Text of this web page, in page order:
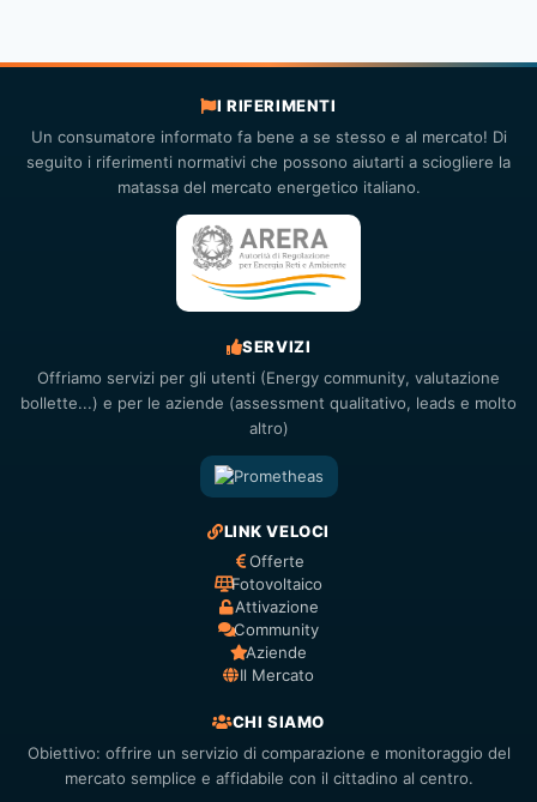
I RIFERIMENTI
Un consumatore informato fa bene a se stesso e al mercato! Di
seguito i riferimenti normativi che possono aiutarti a sciogliere la
matassa del mercato energetico italiano.
SERVIZI
Offriamo servizi per gli utenti (Energy community, valutazione
bollette...) e per le aziende (assessment qualitativo, leads e molto
altro)
LINK VELOCI
Offerte
Fotovoltaico
Attivazione
Community
Aziende
Il Mercato
CHI SIAMO
Obiettivo: offrire un servizio di comparazione e monitoraggio del
mercato semplice e affidabile con il cittadino al centro.